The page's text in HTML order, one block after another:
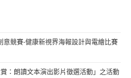
意競賽-健康新視界海報設計與電繪比賽
：朗讀文本演出影片徵選活動」之活動